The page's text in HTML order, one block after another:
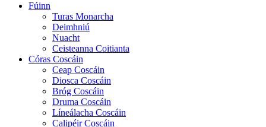
Fúinn
Turas Monarcha
Deimhniú
Nuacht
Ceisteanna Coitianta
Córas Coscáin
Ceap Coscáin
Diosca Coscáin
Bróg Coscáin
Druma Coscáin
Líneálacha Coscáin
Calipéir Coscáin